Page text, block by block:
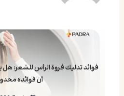
فوائد تدليك فروة الرأس للشعر:
أن فوائده